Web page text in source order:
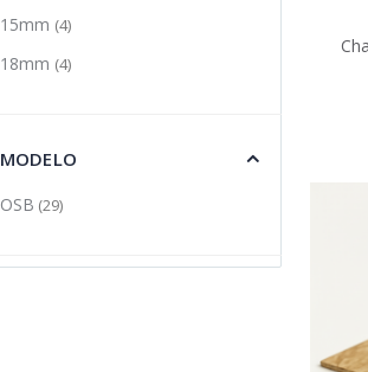
15mm (4)
18mm (4)
MODELO
OSB (29)